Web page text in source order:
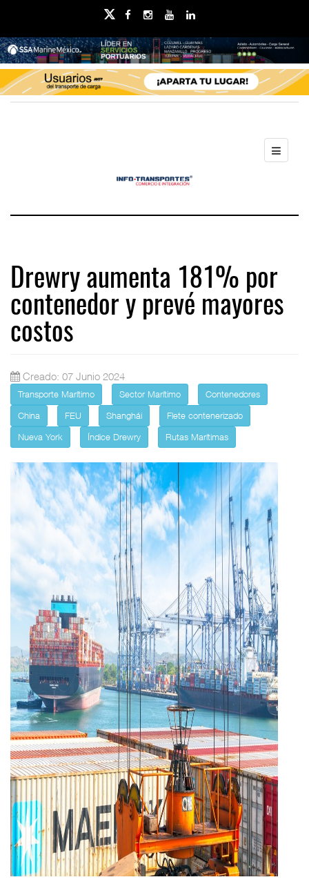
Drewry aumenta 181% por
contenedor y prevé mayores
costos
Creado: 07 Junio 2024
Transporte Marítimo Sector Marítimo
Contenedores
China
FEU Shanghái
Flete contenerizado
Nueva York
Índice Drewry Rutas Marítimas